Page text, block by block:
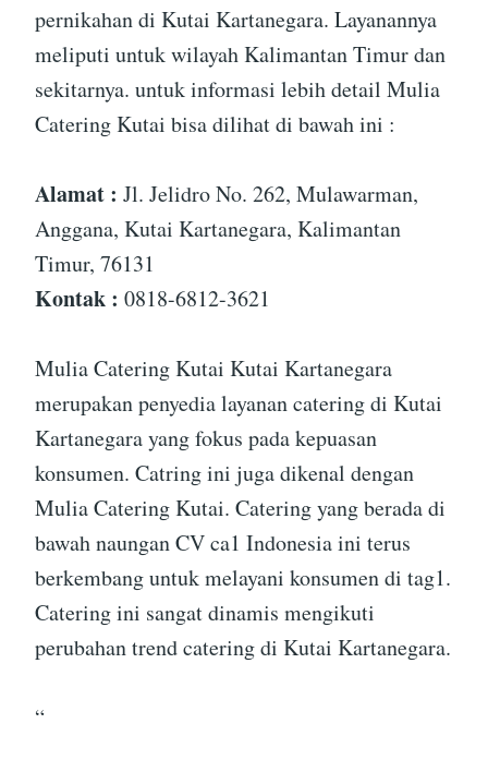
pernikahan di Kutai Kartanegara. Layanannya
meliputi untuk wilayah Kalimantan Timur dan
sekitarnya. untuk informasi lebih detail Mulia
Catering Kutai bisa dilihat di bawah ini :
Alamat : Jl. Jelidro No. 262, Mulawarman,
Anggana, Kutai Kartanegara, Kalimantan
Timur, 76131
Kontak : 0818-6812-3621
Mulia Catering Kutai Kutai Kartanegara
merupakan penyedia layanan catering di Kutai
Kartanegara yang fokus pada kepuasan
konsumen. Catring ini juga dikenal dengan
Mulia Catering Kutai. Catering yang berada di
bawah naungan CV ca1 Indonesia ini terus
berkembang untuk melayani konsumen di tag1.
Catering ini sangat dinamis mengikuti
perubahan trend catering di Kutai Kartanegara.
“